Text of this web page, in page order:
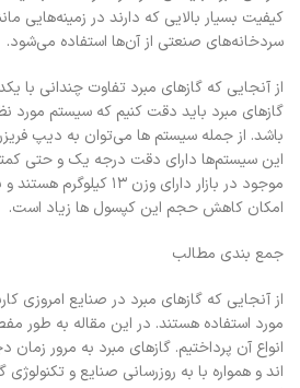
کیفیت بسیار بالایی که دارند در زمینه‌هایی
سردخانه‌های صنعتی از آن‌ها استفاده می‌شود.
از آنجایی که گازهای مبرد تفاوت چندانی با
گازهای مبرد باید دقت کنیم که سیستم مورد
باشد. از جمله سیستم ها می‌توان به دیپ
این سیستم‌ها دارای دقت درجه یک و حتی
موجود در بازار دارای وزن
امکان کاهش حجم این کپسول ها زیاد است.
جمع بندی مطالب
از آنجایی که گازهای مبرد در صنایع امروزی
مورد استفاده هستند. در این مقاله به طور
انواع آن پرداختیم. گازهای مبرد به مرور زمان
اند و همواره با به روزرسانی صنایع و